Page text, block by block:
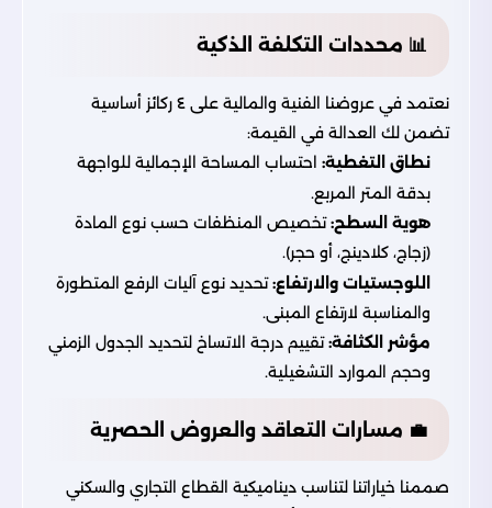
📊 محددات التكلفة الذكية
نعتمد في عروضنا الفنية والمالية على ٤ ركائز أساسية
تضمن لك العدالة في القيمة:
نطاق التغطية: احتساب المساحة الإجمالية للواجهة
بدقة المتر المربع.
هوية السطح:تخصيص المنظفات حسب نوع المادة
(زجاج، كلادينج، أو حجر).
اللوجستيات والارتفاع:تحديد نوع آليات الرفع المتطورة
والمناسبة لارتفاع المبنى.
مؤشر الكثافة:تقييم درجة الاتساخ لتحديد الجدول الزمني
وحجم الموارد التشغيلية.
💼 مسارات التعاقد والعروض الحصرية
صممنا خياراتنا لتناسب ديناميكية القطاع التجاري والسكني